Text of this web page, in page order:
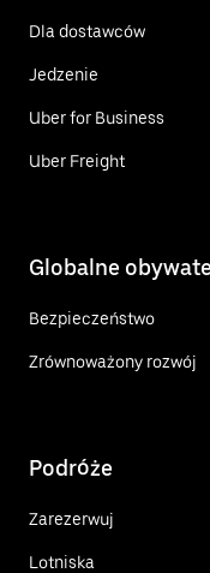
Dla dostawców
Jedzenie
Uber for Business
Uber Freight
Globalne
Bezpieczeństwo
Zrównoważony rozwój
Podróże
Zarezerwuj
Lotniska